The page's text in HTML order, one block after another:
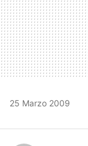
25 Marzo 2009